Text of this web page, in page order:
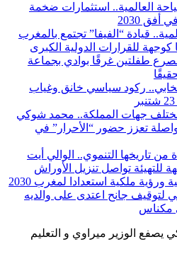
العالمية.. استثمارات ضخمة
2030
قيادة “الفيفا” تجتمع بالمغرب
للقرارات الدولية الكبرى
طفلتين غرقًا بوادي بجماعة
ركود سياسي خانق وغياب
جهات المملكة.. محمد شوكي
تعزز حضور “الأحرار” في
تاريخها التنموي.. الوالي أيت
تواصل تنزيل الأوراش
ملكية استعدادا لمغرب 2030
لتوقيف جانح اعتدى على والديه
مكناس
يصفع الوزير ميراوي و التعليم